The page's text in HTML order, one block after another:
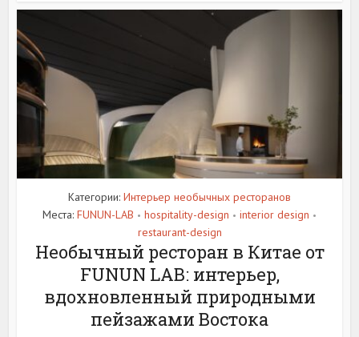
Категории: Интерьер необычных ресторанов
Места: FUNUN-LAB • hospitality-design • interior design •
restaurant-design
Необычный ресторан в Китае от
FUNUN LAB: интерьер,
вдохновленный природными
пейзажами Востока